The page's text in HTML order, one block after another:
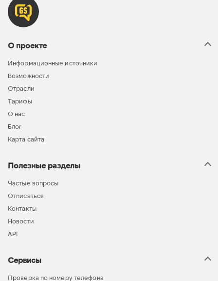
О проекте
Информационные источники
Возможности
Отрасли
Тарифы
О нас
Блог
Карта сайта
Полезные разделы
Частые вопросы
Отписаться
Контакты
Новости
API
Сервисы
Проверка по номеру телефона